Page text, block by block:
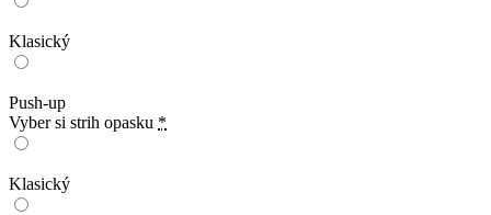
Klasický
Push-up
Vyber si strih opasku *
Klasický